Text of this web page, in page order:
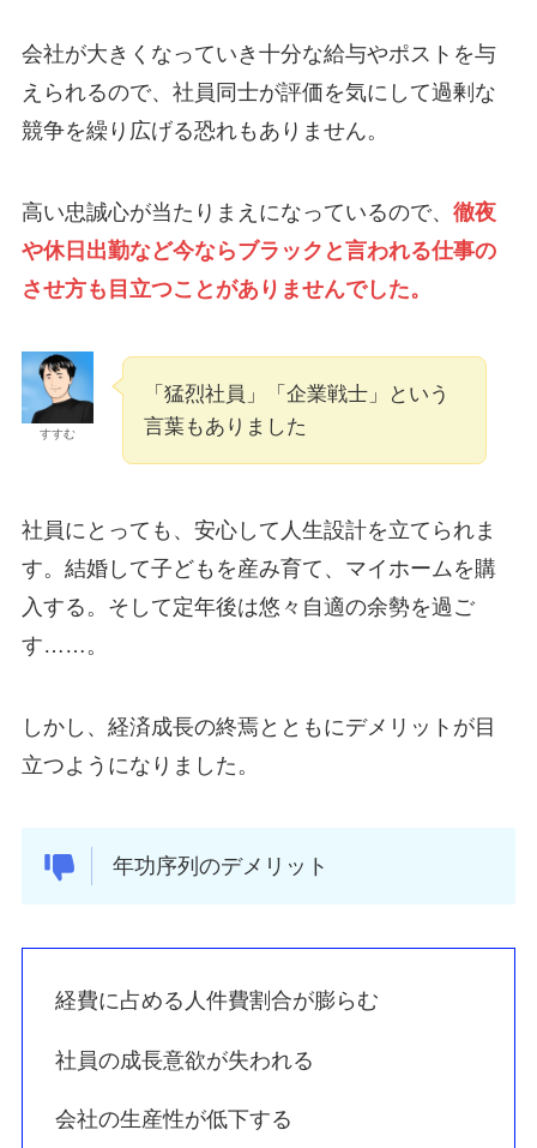
会社が大きくなっていき十分な給与やポストを与
えられるので、社員同士が評価を気にして過剰な
競争を繰り広げる恐れもありません。
高い忠誠心が当たりまえになっているので、 徹夜
や休日出勤など今ならブラックと言われる仕事の
させ方も目立つことがありませんでした。
すすむ
「猛烈社員」「企業戦士」という
言葉もありました
社員にとっても、安心して人生設計を立てられま
す。結婚して子どもを産み育て、マイホームを購
入する。そして定年後は悠々自適の余勢を過ご
す……。
しかし、経済成長の終焉とともにデメリットが目
立つようになりました。
年功序列のデメリット
経費に占める人件費割合が膨らむ
社員の成長意欲が失われる
会社の生産性が低下する